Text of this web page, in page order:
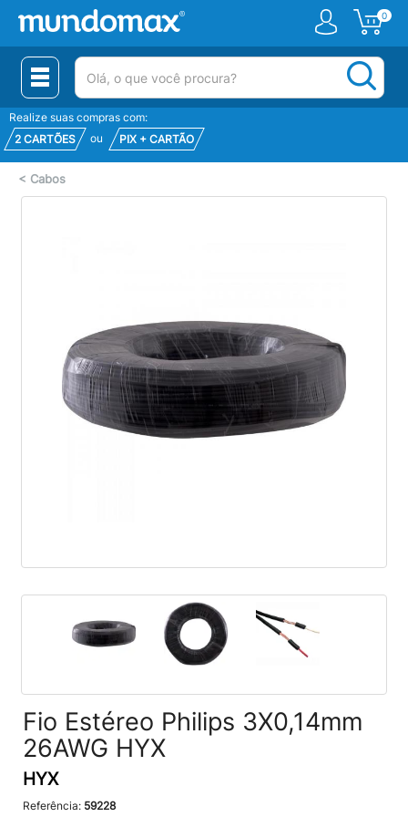
0
(pesquisar)
Realize suas compras com:
2 CARTÕES
ou PIX + CARTÃO
< Cabos
Fio Estéreo Philips 3X0,14mm
26AWG HYX
HYX
Referência: 59228